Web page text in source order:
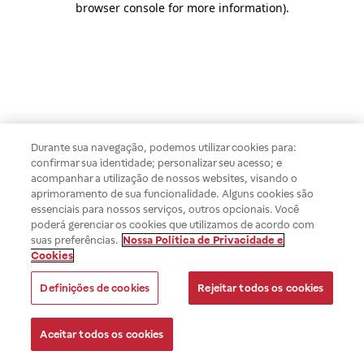
browser console for more information).
Durante sua navegação, podemos utilizar cookies para:
confirmar sua identidade; personalizar seu acesso; e
acompanhar a utilização de nossos websites, visando o
aprimoramento de sua funcionalidade. Alguns cookies são
essenciais para nossos serviços, outros opcionais. Você
poderá gerenciar os cookies que utilizamos de acordo com
suas preferências. Nossa Política de Privacidade e
Cookies
Definições de cookies Rejeitar todos os cookies
Aceitar todos os cookies